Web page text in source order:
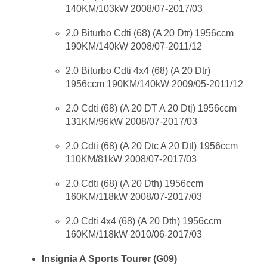
140KM/103kW 2008/07-2017/03
2.0 Biturbo Cdti (68) (A 20 Dtr) 1956ccm
190KM/140kW 2008/07-2011/12
2.0 Biturbo Cdti 4x4 (68) (A 20 Dtr)
1956ccm 190KM/140kW 2009/05-2011/12
2.0 Cdti (68) (A 20 DT A 20 Dtj) 1956ccm
131KM/96kW 2008/07-2017/03
2.0 Cdti (68) (A 20 Dtc A 20 Dtl) 1956ccm
110KM/81kW 2008/07-2017/03
2.0 Cdti (68) (A 20 Dth) 1956ccm
160KM/118kW 2008/07-2017/03
2.0 Cdti 4x4 (68) (A 20 Dth) 1956ccm
160KM/118kW 2010/06-2017/03
Insignia A Sports Tourer (G09)